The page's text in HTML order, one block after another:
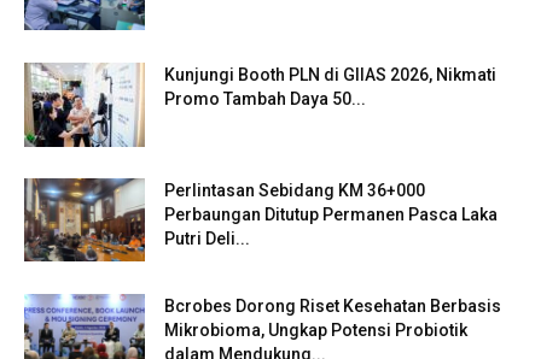
Kunjungi Booth PLN di GIIAS 2026, Nikmati
Promo Tambah Daya 50...
Perlintasan Sebidang KM 36+000
Perbaungan Ditutup Permanen Pasca Laka
Putri Deli...
Bcrobes Dorong Riset Kesehatan Berbasis
Mikrobioma, Ungkap Potensi Probiotik
dalam Mendukung...